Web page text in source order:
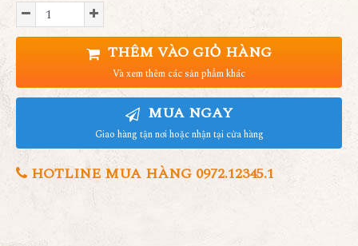
THÊM VÀO GIỎ HÀNG
Và xem thêm các sản phẩm khác
MUA NGAY
Giao hàng tận nơi hoặc nhận tại cửa hàng
HOTLINE MUA HÀNG 0972.12345.1